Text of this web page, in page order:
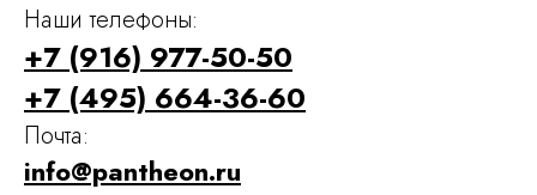
Наши телефоны:
+7 (916) 977-50-50
+7 (495) 664-36-60
Почта:
info@pantheon.ru